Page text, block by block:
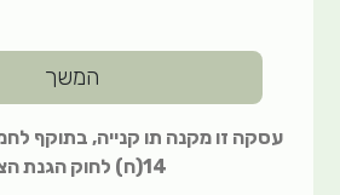
המשך
עסקה זו מקנה תו קנייה, בתוקף
14(ח) לחוק הגנת הצרכן